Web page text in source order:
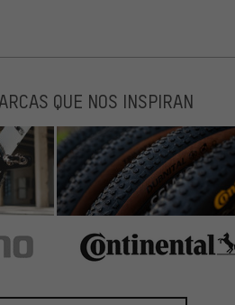
QUE NOS INSPIRAN